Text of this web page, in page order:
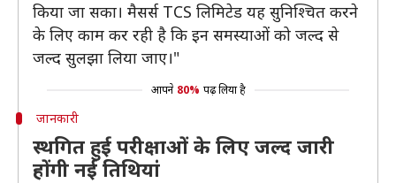
किया जा सका। मैसर्स TCS लिमिटेड यह सुनिश्चित करने
के लिए काम कर रही है कि इन समस्याओं को जल्द से
जल्द सुलझा लिया जाए।"
आपने 80% पढ़ लिया है
जानकारी
स्थगित हुई परीक्षाओं के लिए जल्द जारी
होंगी नई तिथियां